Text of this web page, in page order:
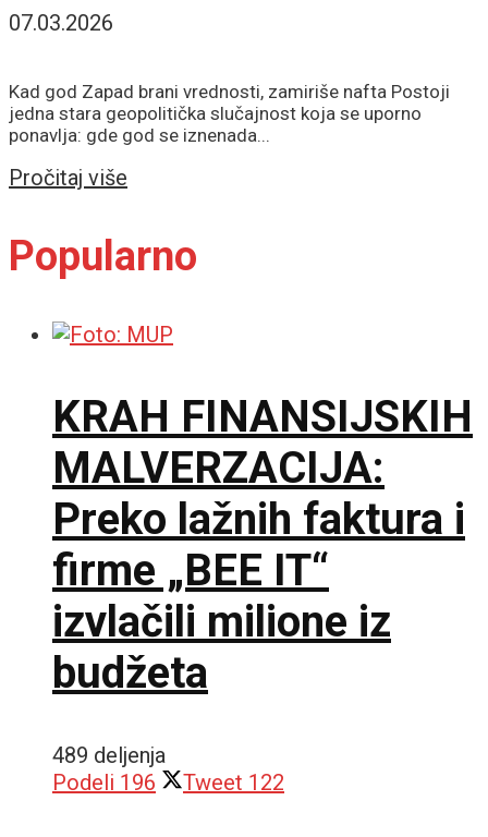
07.03.2026
Kad god Zapad brani vrednosti, zamiriše nafta Postoji
jedna stara geopolitička slučajnost koja se uporno
ponavlja: gde god se iznenada...
Pročitaj više
Popularno
KRAH FINANSIJSKIH
MALVERZACIJA:
Preko lažnih faktura i
firme „BEE IT“
izvlačili milione iz
budžeta
489 deljenja
Podeli 196 Tweet 122